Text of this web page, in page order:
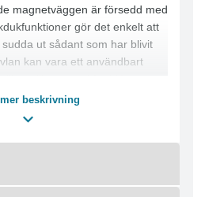
magnetväggen är försedd med
gör det enkelt att
ut sådant som har blivit
kan vara ett användbart
- Magnetisk,
- Levererade tillbehör: 2
- Mått: 600 x 400 mm
beskrivning